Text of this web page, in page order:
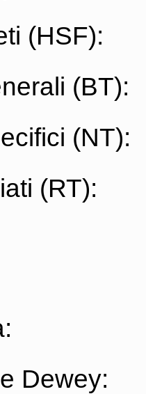
(HSF):
(BT):
(NT):
(RT):
Dewey: